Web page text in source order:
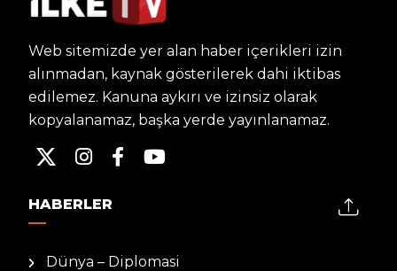
Web sitemizde yer alan haber içerikleri izin
alınmadan, kaynak gösterilerek dahi iktibas
edilemez. Kanuna aykırı ve izinsiz olarak
kopyalanamaz, başka yerde yayınlanamaz.
HABERLER
Dünya – Diplomasi